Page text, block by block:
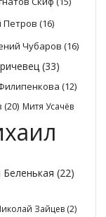
Петров (16)
Чубаров (16)
(33)
(12)
(20) Митя Усачёв
(22)
Зайцев (2)